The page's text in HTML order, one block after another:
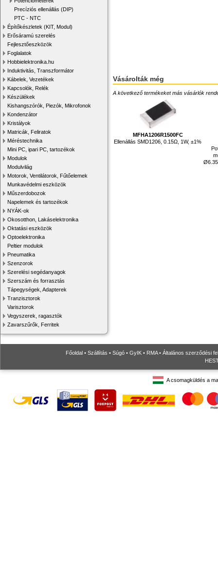
Precíziós ellenállás (DIP)
PTC - NTC
Építőkészletek (KIT, Modul)
Erősáramú szerelés
Fejlesztőeszközök
Foglalatok
Hobbielektronika.hu
Induktivitás, Transzformátor
Kábelek, Vezetékek
Kapcsolók, Relék
Készülékek
Kishangszórók, Piezók, Mikrofonok
Kondenzátor
Kristályok
Matricák, Feliratok
Méréstechnika
Mini PC, ipari PC, tartozékok
Modulok
Modulvilág
Motorok, Ventilátorok, Fűtőelemek
Munkavédelmi eszközök
Műszerdobozok
Napelemek és tartozékok
NYÁK-ok
Okosotthon, Lakáselektronika
Oktatási eszközök
Optoelektronika
Peltier modulok
Pneumatika
Szenzorok
Szerelési segédanyagok
Szerszám és forrasztás
Tápegységek, Adapterek
Tranzisztorok
Varisztorok
Vegyszerek, ragasztók
Zavarszűrők, Ferritek
Vásárolták még
A következő termékeket más vásárlók
MFHA1206R1500FC
Ellenállás SMD1206, 0.15Ω, 1W, ±1%
Főoldal • Szállítás • Súgó • GyIK • RMA• Általános szerződési
A csomagküldés a